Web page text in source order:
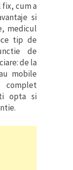
fix, cum a
si
medicul
tip de
de
de la
mobile
opta si